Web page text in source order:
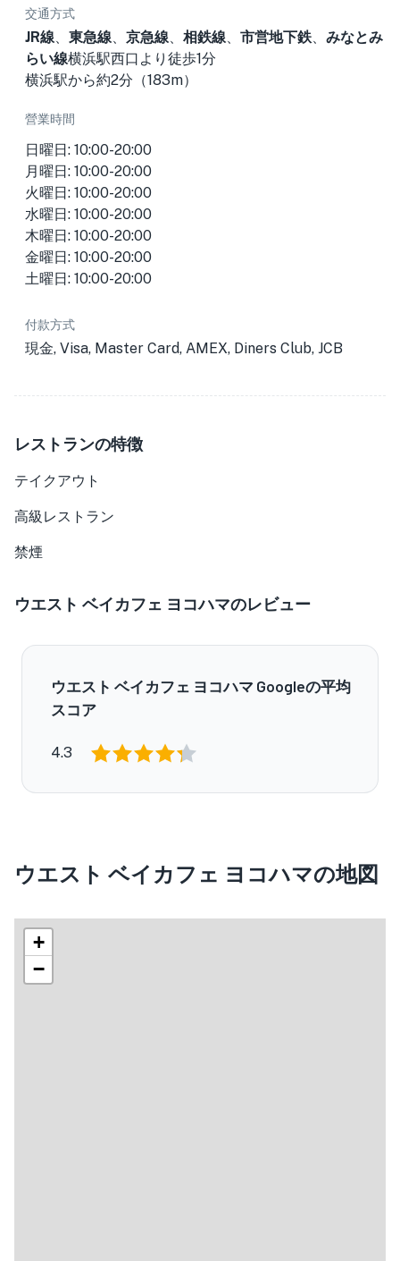
交通方式
JR線、 東急線、 京急線、 相鉄線、 市営地下鉄、 みなとみ
らい線横浜駅西口より徒歩1分
横浜駅から約2分（183m）
營業時間
日曜日: 10:00-20:00
月曜日: 10:00-20:00
火曜日: 10:00-20:00
水曜日: 10:00-20:00
木曜日: 10:00-20:00
金曜日: 10:00-20:00
土曜日: 10:00-20:00
付款方式
現金, Visa, Master Card, AMEX, Diners Club, JCB
レストランの特徴
テイクアウト
高級レストラン
禁煙
ウエスト ベイカフェ ヨコハマのレビュー
ウエスト ベイカフェ ヨコハマ Googleの平均
スコア
4.3
ウエスト ベイカフェ ヨコハマの地図
+
−